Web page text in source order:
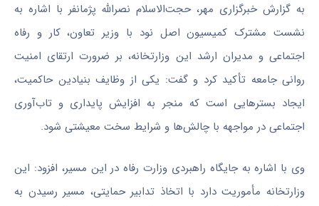
به گزارش خبرگزاری مهر، حجت‌الاسلام نصرالله پژمانفر با اشاره به
نشست مشترک کمیسیون اصل نود با وزیر تعاون، کار و رفاه
اجتماعی و مدیران ارشد این وزارتخانه، بر ضرورت ارتقای امنیت
روانی جامعه تأکید کرد و گفت: یکی از وظایف بنیادین حاکمیت،
ایجاد بسترهایی است که منجر به افزایش پایداری و تاب‌آوری
اجتماعی در مواجهه با چالش‌ها و شرایط سخت معیشتی شود.
وی با اشاره به جایگاه راهبردی وزارت رفاه در این مسیر، افزود: این
وزارتخانه مأموریت دارد با اتخاذ تدابیر حمایتی، مسیر رسیدن به